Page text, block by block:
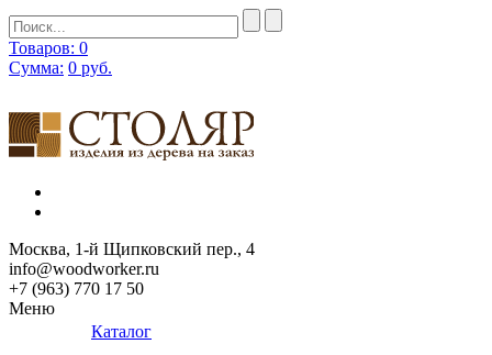
Товаров: 0
Сумма: 0 руб.
Москва, 1-й Щипковский пер., 4
info@woodworker.ru
+7 (963) 770 17 50
Меню
Каталог